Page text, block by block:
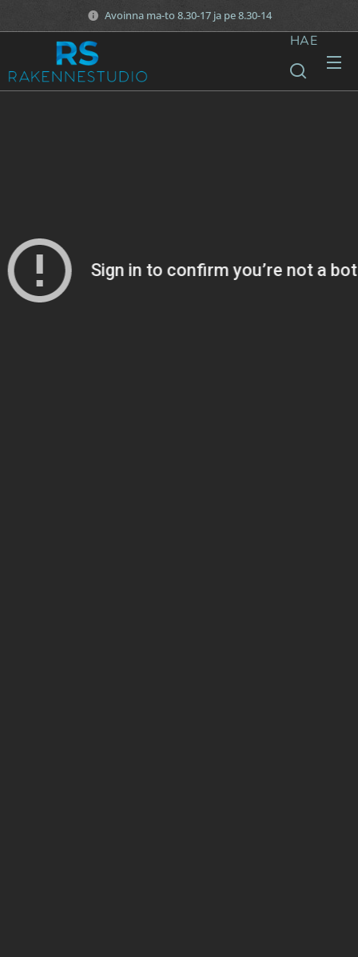
Avoinna ma-to 8.30-17 ja pe 8.30-14
HAE